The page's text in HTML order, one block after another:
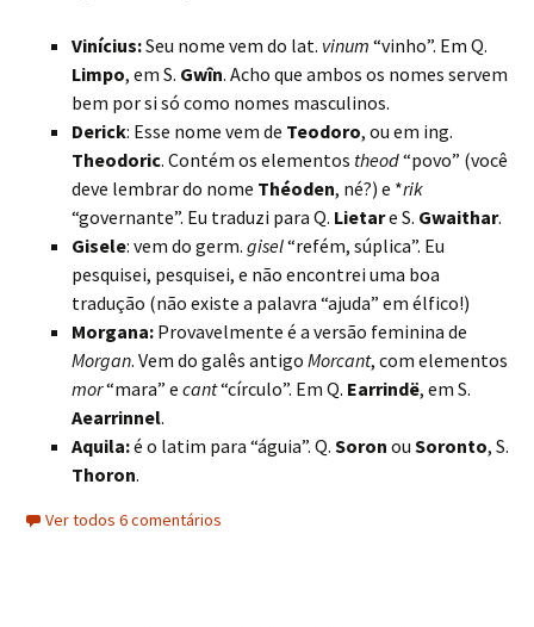
Vinícius:Seu nome vem do lat. vinum “vinho”. Em Q.
Limpo, em S. Gwîn. Acho que ambos os nomes servem
bem por si só como nomes masculinos.
Derick: Esse nome vem de Teodoro, ou em ing.
Theodoric. Contém os elementos theod“povo” (você
deve lembrar do nome Théoden, né?) e *rik
“governante”. Eu traduzi para Q. Lietare S. Gwaithar.
Gisele: vem do germ. gisel“refém, súplica”. Eu
pesquisei, pesquisei, e não encontrei uma boa
tradução (não existe a palavra “ajuda” em élfico!)
Morgana: Provavelmente é a versão feminina de
Morgan. Vem do galês antigo Morcant, com elementos
mor“mara” e cant“círculo”. Em Q. Earrindë, em S.
Aearrinnel.
Aquila:é o latim para “águia”. Q. Soron ou Soronto, S.
Thoron.
Ver todos 6 comentários